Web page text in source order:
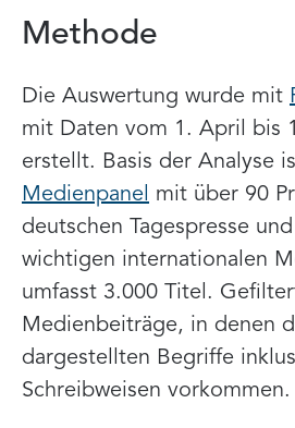
Methode
Die Auswertung wurde mit
mit Daten vom 1. April bis
erstellt. Basis der Analyse
Medienpanel mit über 90
deutschen Tagespresse
wichtigen internationalen
umfasst 3.000 Titel.
Medienbeiträge, in denen
dargestellten Begriffe
Schreibweisen vorkommen.